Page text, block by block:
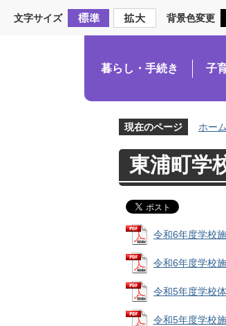
文字サイズ 背景色変更
暮らし・手続き 子
現在のページ ホーム
東浦町学
令和6年度学校
令和6年度学校
令和5年度学校
令和5年度学校